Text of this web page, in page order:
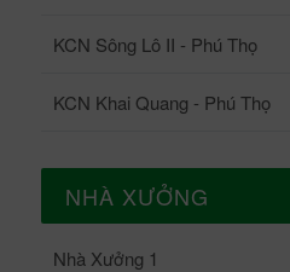
KCN Sông Lô II - Phú Thọ
KCN Khai Quang - Phú Thọ
NHÀ XƯỞNG
Nhà Xưởng 1